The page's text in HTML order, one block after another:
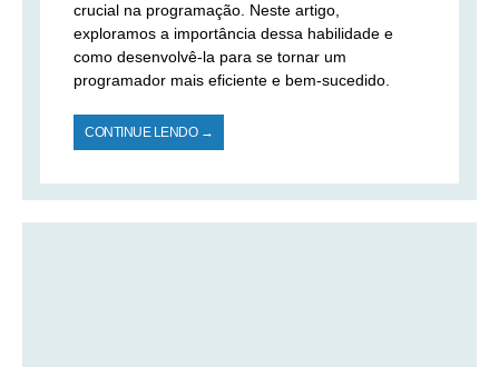
crucial na programação. Neste artigo,
exploramos a importância dessa habilidade e
como desenvolvê-la para se tornar um
programador mais eficiente e bem-sucedido.
CONTINUE LENDO →